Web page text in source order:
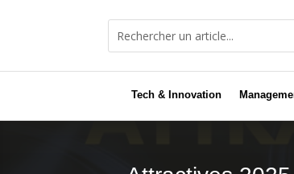
Tech & Innovation